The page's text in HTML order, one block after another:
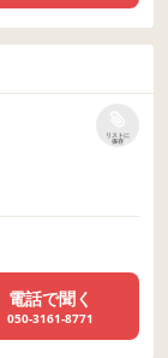
リストに
保存
電話で聞く
050-3161-8771